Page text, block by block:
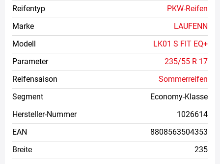
Reifentyp
PKW-Reifen
Marke
LAUFENN
Modell
LK01 S FIT EQ+
Parameter
235/55 R 17
Reifensaison
Sommerreifen
Segment
Economy-Klasse
Hersteller-Nummer
1026614
EAN
8808563504353
Breite
235